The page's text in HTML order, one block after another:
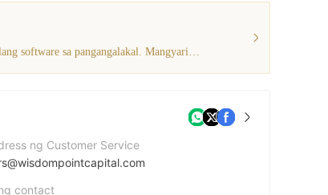
Ang kasalukuyang impormasyon ay nagpapakita na ang broker na ito ay walang software sa pangangalakal. Mangyaring magkaroon ng kamalayan!
ng Customer Service
contact